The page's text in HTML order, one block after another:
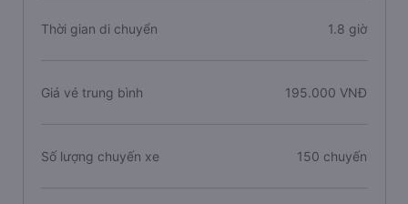
Thời gian di chuyển 1.8 giờ
Giá vé trung bình 195.000 VNĐ
Số lượng chuyến xe 150 chuyến